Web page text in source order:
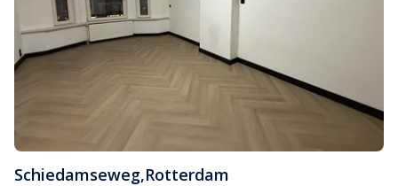
Schiedamseweg,Rotterdam